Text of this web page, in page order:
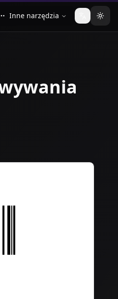
Inne narzędzia Zmień